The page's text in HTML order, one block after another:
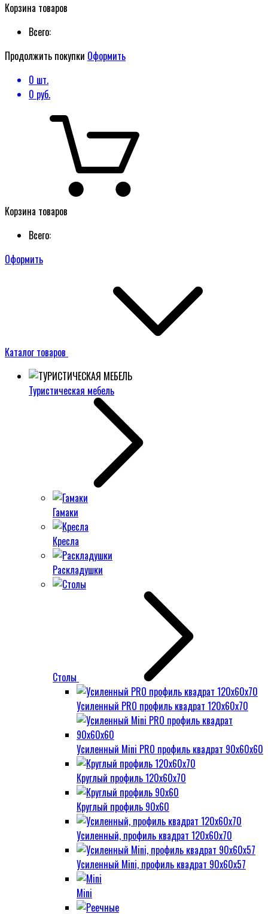
Корзина товаров
Всего:
Продолжить покупки Оформить
0 шт.
0 руб.
Корзина товаров
Всего:
Оформить
Каталог товаров
Туристическая мебель
Гамаки
Кресла
Раскладушки
Столы
Усиленный PRO профиль квадрат 120х60х70
Усиленный Mini PRO профиль квадрат 90х60х60
Круглый профиль 120х60х70
Круглый профиль 90х60
Усиленный, профиль квадрат 120х60х70
Усиленный Mini, профиль квадрат 90х60х57
Mini